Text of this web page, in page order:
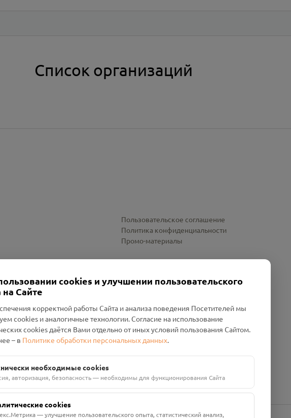
Список организаций
Пользовательское соглашение
Политика конфиденциальности
Промо-материалы
Проект Помним»
Руднянский, г. Рудня, улица Западная, д. 26А, пом. 18
БАНК"
cookies и улучшении пользовательского
Сайте
корректной работы Сайта и анализа поведения Посетителей мы
cookies и аналогичные технологии. Согласие на использование
cookies даётся Вами отдельно от иных условий пользования Сайтом.
– в Политике обработки персональных данных.
необходимые cookies
авторизация, безопасность — необходимы для функционирования Сайта
cookies
— улучшение пользовательского опыта, статистический анализ,